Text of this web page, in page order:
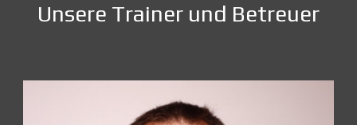
Unsere Trainer und Betreuer